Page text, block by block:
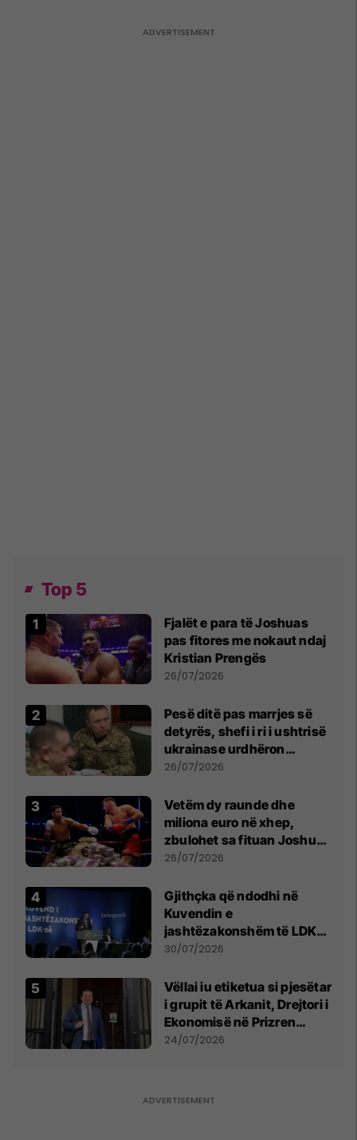
Top 5
Fjalët e para të Joshuas
pas fitores me nokaut ndaj
Kristian Prengës
26/07/2026
Pesë ditë pas marrjes së
detyrës, shefi i ri i ushtrisë
ukrainase urdhëron
kontroll të madh
26/07/2026
Vetëm dy raunde dhe
miliona euro në xhep,
zbulohet sa fituan Joshua
e Prenga
26/07/2026
Gjithçka që ndodhi në
Kuvendin e
jashtëzakonshëm të LDK-
së
30/07/2026
Vëllai iu etiketua si pjesëtar
i grupit të Arkanit, Drejtori i
Ekonomisë në Prizren
mohon pretendimet
24/07/2026